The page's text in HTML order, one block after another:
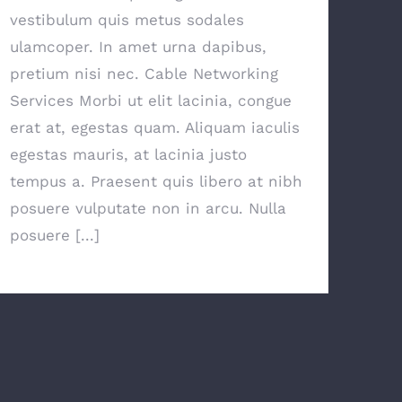
vestibulum quis metus sodales
ulamcoper. In amet urna dapibus,
pretium nisi nec. Cable Networking
Services Morbi ut elit lacinia, congue
erat at, egestas quam. Aliquam iaculis
egestas mauris, at lacinia justo
tempus a. Praesent quis libero at nibh
posuere vulputate non in arcu. Nulla
posuere [...]